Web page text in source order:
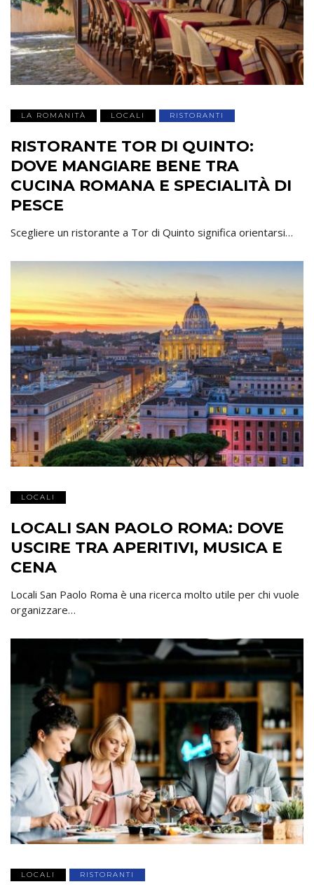
LA ROMANITÀ LOCALI RISTORANTI
RISTORANTE TOR DI QUINTO:
DOVE MANGIARE BENE TRA
CUCINA ROMANA E SPECIALITÀ DI
PESCE
Scegliere un ristorante a Tor di Quinto significa orientarsi…
LOCALI
LOCALI SAN PAOLO ROMA: DOVE
USCIRE TRA APERITIVI, MUSICA E
CENA
Locali San Paolo Roma è una ricerca molto utile per chi vuole
organizzare…
LOCALI RISTORANTI